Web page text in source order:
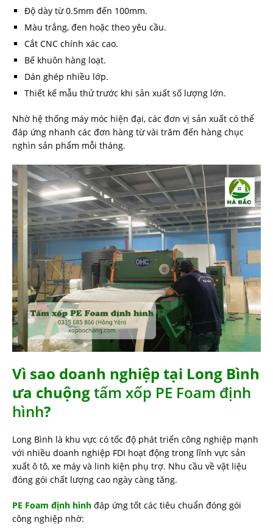
Độ dày từ 0.5mm đến 100mm.
Màu trắng, đen hoặc theo yêu cầu.
Cắt CNC chính xác cao.
Bế khuôn hàng loạt.
Dán ghép nhiều lớp.
Thiết kế mẫu thử trước khi sản xuất số lượng lớn.
Nhờ hệ thống máy móc hiện đại, các đơn vị sản xuất có thể
đáp ứng nhanh các đơn hàng từ vài trăm đến hàng chục
nghìn sản phẩm mỗi tháng.
Vì sao doanh nghiệp tại Long Bình
ưa chuộngtấm xốp PE Foam định
hình?
Long Bình là khu vực có tốc độ phát triển công nghiệp mạnh
với nhiều doanh nghiệp FDI hoạt động trong lĩnh vực sản
xuất ô tô, xe máy và linh kiện phụ trợ. Nhu cầu về vật liệu
đóng gói chất lượng cao ngày càng tăng.
PE Foam định hình đáp ứng tốt các tiêu chuẩn đóng gói
công nghiệp nhờ: